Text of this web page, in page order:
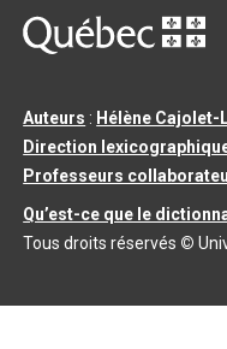
Auteurs : Hélène Cajolet-
Direction
Professeurs
Qu’est-ce que le
Tous droits réservés ©